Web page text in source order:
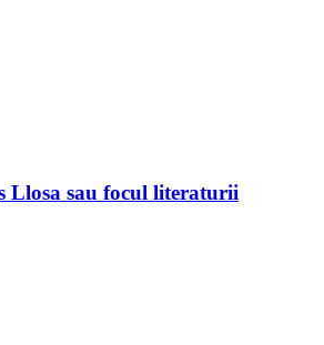
Llosa sau focul literaturii